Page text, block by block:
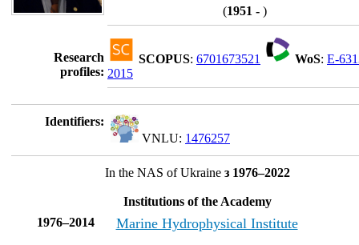
(1951 - )
Research
profiles:
SCOPUS: 6701673521 WoS: E-
2015
Identifiers:
VNLU: 1476257
In the NAS of Ukraineз 1976–2022
Institutions of the Academy
1976–2014
Marine Hydrophysical Institute